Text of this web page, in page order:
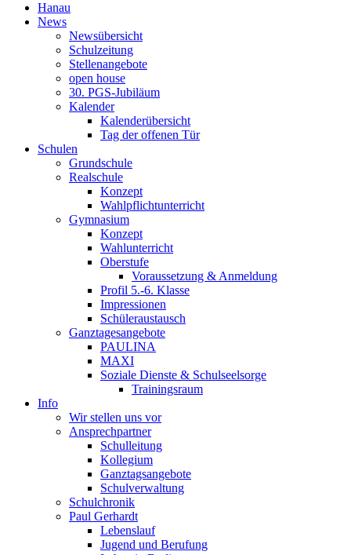
Hanau
News
Newsübersicht
Schulzeitung
Stellenangebote
open house
30. PGS-Jubiläum
Kalender
Kalenderübersicht
Tag der offenen Tür
Schulen
Grundschule
Realschule
Konzept
Wahlpflichtunterricht
Gymnasium
Konzept
Wahlunterricht
Oberstufe
Voraussetzung & Anmeldung
Profil 5.-6. Klasse
Impressionen
Schüleraustausch
Ganztagesangebote
PAULINA
MAXI
Soziale Dienste & Schulseelsorge
Trainingsraum
Info
Wir stellen uns vor
Ansprechpartner
Schulleitung
Kollegium
Ganztagsangebote
Schulverwaltung
Schulchronik
Paul Gerhardt
Lebenslauf
Jugend und Berufung